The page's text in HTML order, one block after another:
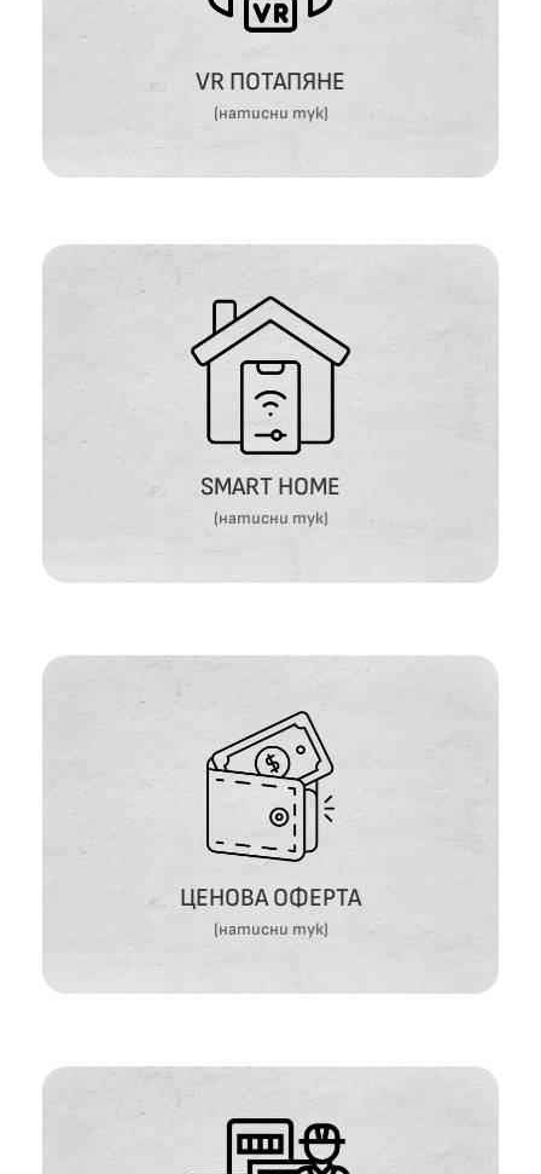
VR ПОТАПЯНЕ
(натисни тук)
ВИЖ ОЩЕ
SMART HOME
(натисни тук)
SMART HOME
ВИЖ ОЩЕ
ЦЕНОВА ОФЕРТА
(натисни тук)
ЦЕНОВА ОФЕРТА
ВИЖ ОЩЕ